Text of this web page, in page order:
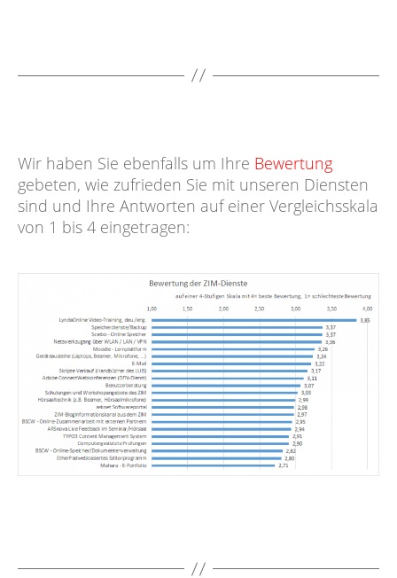
Wir haben Sie ebenfalls um Ihre Bewertung
gebeten, wie zufrieden Sie mit unseren Diensten
sind und Ihre Antworten auf einer Vergleichsskala
von 1 bis 4 eingetragen: